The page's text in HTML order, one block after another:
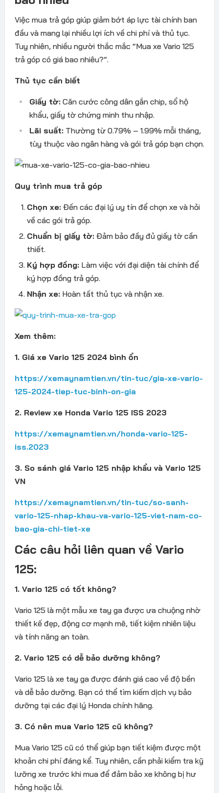
Việc mua trả góp giúp giảm bớt áp lực tài chính ban
đầu và mang lại nhiều lợi ích về chi phí và thủ tục.
Tuy nhiên, nhiều người thắc mắc “Mua xe Vario 125
trả góp có giá bao nhiêu?”.
Thủ tục cần biết
Giấy tờ:Căn cước công dân gắn chip, sổ hộ
khẩu, giấy tờ chứng minh thu nhập.
Lãi suất:Thường từ 0.79% – 1.99% mỗi tháng,
tùy thuộc vào ngân hàng và gói trả góp bạn chọn.
Quy trình mua trả góp
Chọn xe:Đến các đại lý uy tín để chọn xe và hỏi
về các gói trả góp.
Chuẩn bị giấy tờ:Đảm bảo đầy đủ giấy tờ cần
thiết.
Ký hợp đồng:Làm việc với đại diện tài chính để
ký hợp đồng trả góp.
Nhận xe:Hoàn tất thủ tục và nhận xe.
Xem thêm:
1. Giá xe Vario 125 2024 bình ổn
https://xemaynamtien.vn/tin-tuc/gia-xe-vario-
125-2024-tiep-tuc-binh-on-gia
2. Review xe Honda Vario 125 ISS 2023
https://xemaynamtien.vn/honda-vario-125-
iss.2023
3. So sánh giá Vario 125 nhập khẩu và Vario 125
VN
https://xemaynamtien.vn/tin-tuc/so-sanh-
vario-125-nhap-khau-va-vario-125-viet-nam-co-
bao-gia-chi-tiet-xe
Các câu hỏi liên quan về Vario
125:
1. Vario 125 có tốt không?
Vario 125 là một mẫu xe tay ga được ưa chuộng nhờ
thiết kế đẹp, động cơ mạnh mẽ, tiết kiệm nhiên liệu
và tính năng an toàn.
2. Vario 125 có dễ bảo dưỡng không?
Vario 125 là xe tay ga được đánh giá cao về độ bền
và dễ bảo dưỡng. Bạn có thể tìm kiếm dịch vụ bảo
dưỡng tại các đại lý Honda chính hãng.
3. Có nên mua Vario 125 cũ không?
Mua Vario 125 cũ có thể giúp bạn tiết kiệm được một
khoản chi phí đáng kể. Tuy nhiên, cần phải kiểm tra kỹ
lưỡng xe trước khi mua để đảm bảo xe không bị hư
hỏng hoặc lỗi.